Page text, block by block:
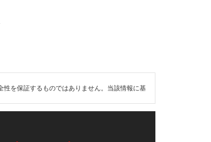
を保証するものではありません。当該情報に基